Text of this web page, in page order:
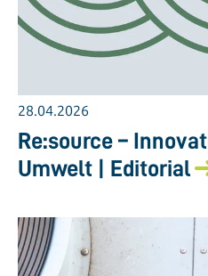
28.04.2026
Re:source –
Umwelt | Editorial